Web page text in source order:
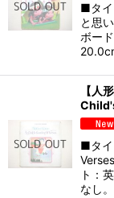
■タイ
と思
ボー
【人
■タイ
ト：
なし